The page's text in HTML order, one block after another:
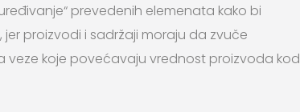
prevedenih elemenata kako bi
jer proizvodi i sadržaji moraju da zvuče
veze koje povećavaju vrednost proizvoda kod